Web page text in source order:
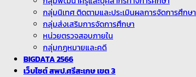
กลุ่มนิเทศ ติดตามและประเมินผลการจัดการศึกษา
กลุ่มส่งเสริมการจัดการศึกษา
หน่วยตรวจสอบภายใน
กลุ่มกฏหมายและคดี
BIGDATA 2566
เว็บไซต์ สพป.ศรีสะเกษ เขต 3